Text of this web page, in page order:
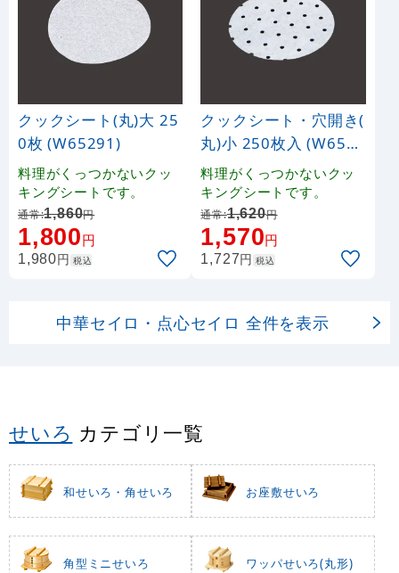
クックシート(丸)大 25
0枚 (W65291)
料理がくっつかないクッ
キングシートです。
通常:1,860円
1,800円
1,980円 税込
クックシート・穴開き(
丸)小 250枚入 (W6530
4)
料理がくっつかないクッ
キングシートです。
通常:1,620円
1,570円
1,727円 税込
中華セイロ・点心セイロ 全件を表示
せいろ カテゴリ一覧
和せいろ・角せいろ お座敷せいろ
角型ミニせいろ ワッパせいろ(丸形)